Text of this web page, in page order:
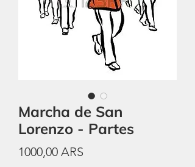
Marcha de San
Lorenzo - Partes
1000,00 ARS